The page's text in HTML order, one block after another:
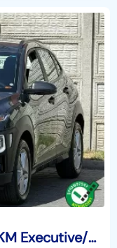
Hyundai Kona 1.0 T-GDI 120KM Executive/Kamera/Led/Android/Serwis/Alu/Navi/KeyLess